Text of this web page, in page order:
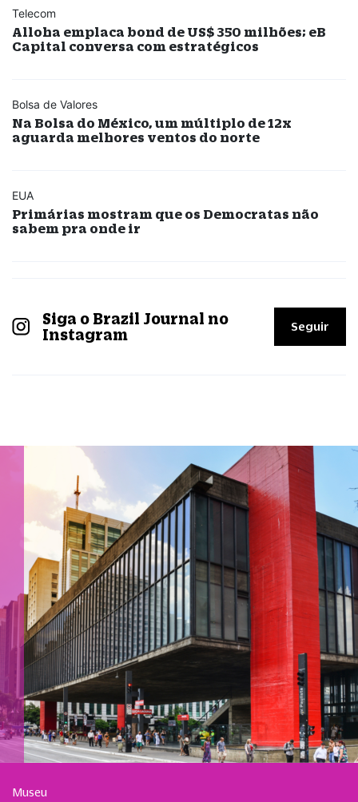
Telecom
Alloha emplaca bond de US$ 350 milhões; eB
Capital conversa com estratégicos
Bolsa de Valores
Na Bolsa do México, um múltiplo de 12x
aguarda melhores ventos do norte
EUA
Primárias mostram que os Democratas não
sabem pra onde ir
Siga o Brazil Journal no
Instagram
Seguir
Museu